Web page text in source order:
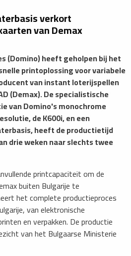
verkort
van Demax
(Domino) heeft geholpen bij het
printoplossing voor variabele
van instant loterijspellen
(Demax). De specialistische
van Domino's monochrome
de K600i, en een
heeft de productietijd
drie weken naar slechts twee
printcapaciteit om de
buiten Bulgarije te
het complete productieproces
van elektronische
en verpakken. De productie
van het Bulgaarse Ministerie